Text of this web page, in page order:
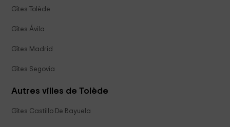
Gîtes Tolède
Gîtes Ávila
Gîtes Madrid
Gîtes Segovia
Autres villes de Tolède
Gîtes Castillo De Bayuela